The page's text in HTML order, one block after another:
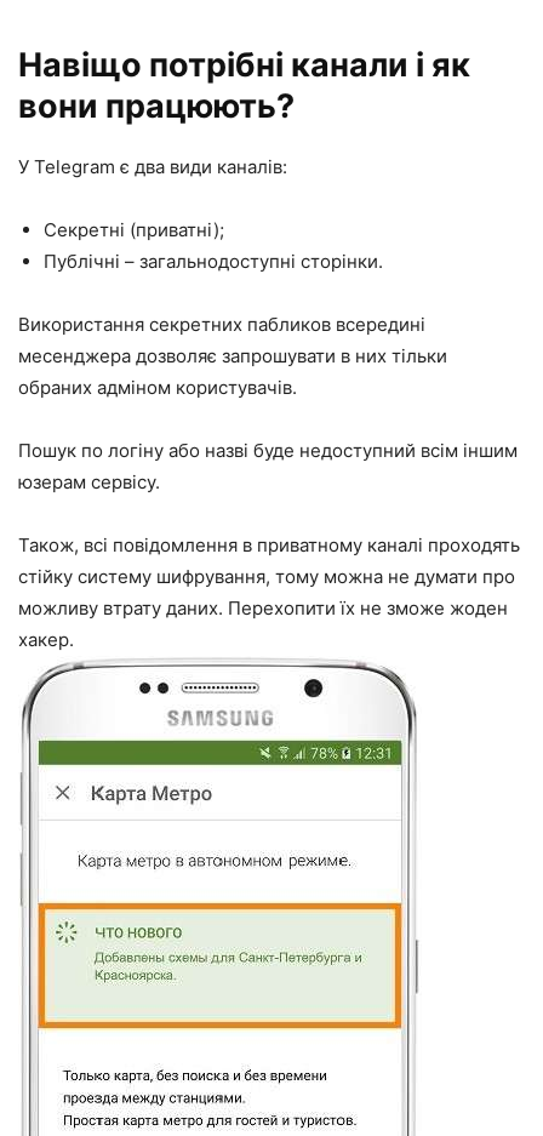
Навіщо потрібні канали і як
вони працюють?
У Telegram є два види каналів:
Секретні (приватні);
Публічні – загальнодоступні сторінки.
Використання секретних пабликов всередині
месенджера дозволяє запрошувати в них тільки
обраних адміном користувачів.
Пошук по логіну або назві буде недоступний всім іншим
юзерам сервісу.
Також, всі повідомлення в приватному каналі проходять
стійку систему шифрування, тому можна не думати про
можливу втрату даних. Перехопити їх не зможе жоден
хакер.